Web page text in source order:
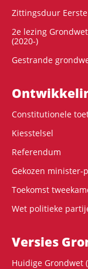
Zittingsduur
2e lezing
(2020-)
Gestrande
Constitutionele
Kiesstelsel
Referendum
Gekozen
Toekomst
Wet politieke
Versies
Huidige Grondwet